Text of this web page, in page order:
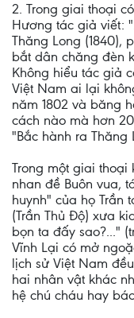
2. Trong giai thoại
Hương tác giả viết:
Thăng Long (1840),
bắt dân chăng đèn
Không hiểu tác giả
Việt Nam ai lại
năm 1802 và băng
cách nào mà hơn
"Bắc hành ra Thăng
Trong một giai thoại
nhan đề Buôn vua,
huynh" của họ Trần
(Trần Thủ Độ) xưa
bọn ta đấy sao?..."
Vĩnh Lại có mở
lịch sử Việt Nam
hai nhân vật khác
hệ chú cháu hay